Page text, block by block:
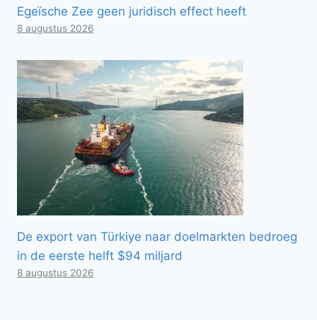
Egeïsche Zee geen juridisch effect heeft
8 augustus 2026
De export van Türkiye naar doelmarkten bedroeg
in de eerste helft $94 miljard
8 augustus 2026